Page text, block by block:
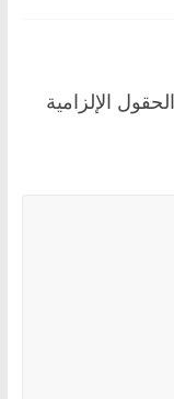
الحقول الإلزامية